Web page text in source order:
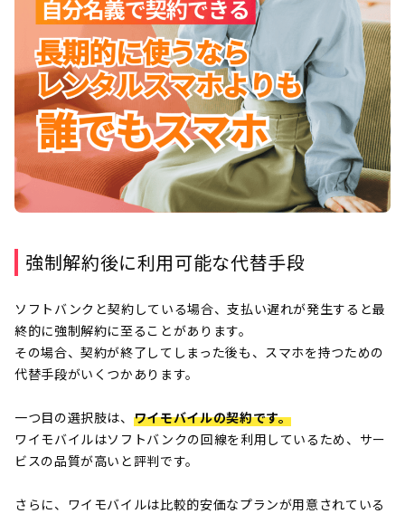
強制解約後に利用可能な代替手段
ソフトバンクと契約している場合、支払い遅れが発生すると最
終的に強制解約に至ることがあります。
その場合、契約が終了してしまった後も、スマホを持つための
代替手段がいくつかあります。
一つ目の選択肢は、 ワイモバイルの契約です。
ワイモバイルはソフトバンクの回線を利用しているため、サー
ビスの品質が高いと評判です。
さらに、ワイモバイルは比較的安価なプランが用意されている